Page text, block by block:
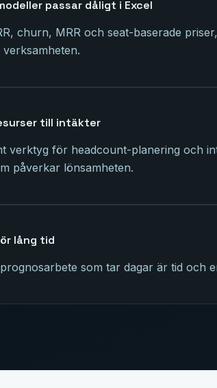
passar dåligt i Excel
churn, MRR och seat-baserade
verksamheten.
till intäkter
verktyg för headcount-planering och
påverkar lönsamheten.
lång tid
som tar dagar är tid och